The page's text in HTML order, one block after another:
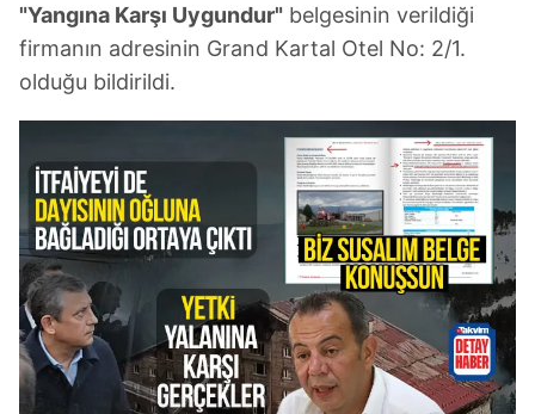
"Yangına Karşı Uygundur" belgesinin verildiği
firmanın adresinin Grand Kartal Otel No: 2/1.
olduğu bildirildi.